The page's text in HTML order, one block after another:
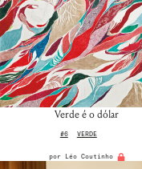
Verde é o dólar
#6 VERDE
por Léo Coutinho